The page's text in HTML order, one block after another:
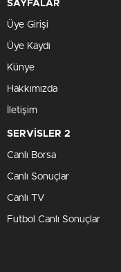
SAYFALAR
Üye Girişi
Üye Kaydı
Künye
Hakkımızda
İletişim
SERVİSLER 2
Canlı Borsa
Canlı Sonuçlar
Canlı TV
Futbol Canlı Sonuçlar